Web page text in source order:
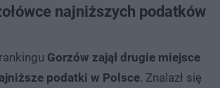
najniższych podatków
Gorzów zajął drugie miejsce
podatki w Polsce. Znalazł się